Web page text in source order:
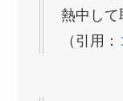
熱中して
（引用：